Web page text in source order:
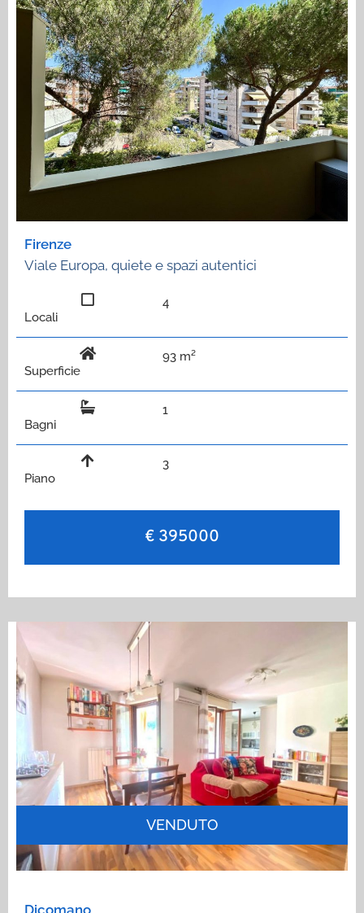
Firenze
Viale Europa, quiete e spazi autentici
Locali
4
Superficie
93 m²
Bagni
1
Piano
3
€ 395000
VENDUTO
Dicomano